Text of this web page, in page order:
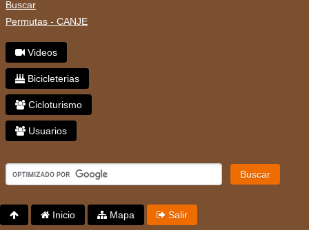
Buscar
Permutas - CANJE
Videos
Bicicleterias
Cicloturismo
Usuarios
Buscar
Inicio Mapa Salir